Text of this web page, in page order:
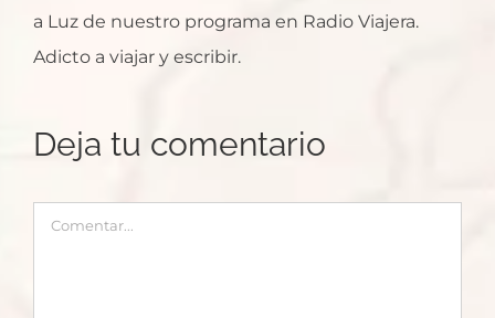
a Luz de nuestro programa en Radio Viajera.
Adicto a viajar y escribir.
Deja tu comentario
Comentar